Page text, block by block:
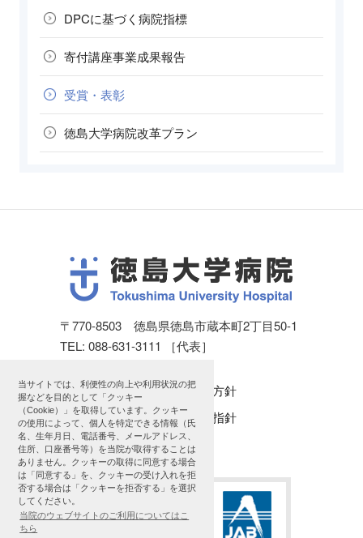
当サイトでは、利便性の向上や利用状況の把
握などを目的として「クッキー
（Cookie）」を取得しています。クッキー
の使用によって、個人を特定できる情報（氏
名、生年月日、電話番号、メールアドレス、
住所、口座番号等）を当院が取得することは
ありません。クッキーの取得に同意する場合
は「同意する」を、クッキーの受け入れを拒
否する場合は「クッキーを拒否する」を選択
してください。
当院のウェブサイトのご利用についてはこ
ちら
DPCに基づく病院指標
寄付講座事業成果報告
受賞・表彰
徳島大学病院改革プラン
〒770-8503 徳島県徳島市蔵本町2丁目50-1
TEL: 088-631-3111 ［代表］
個人情報保護方針
公表に関する指針
サイトマップ